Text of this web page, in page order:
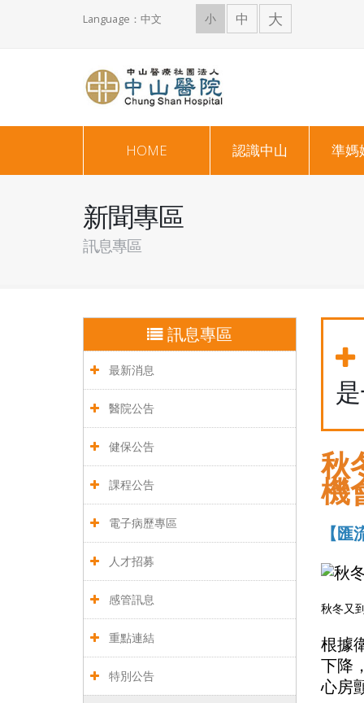
Language：中文 小 中 大
HOME 認識中山 準媽
新聞專區
訊息專區
訊息專區
最新消息
醫院公告
健保公告
課程公告
電子病歷專區
人才招募
感管訊息
重點連結
特別公告
秋
機
【
秋冬又
根據
下降
心房